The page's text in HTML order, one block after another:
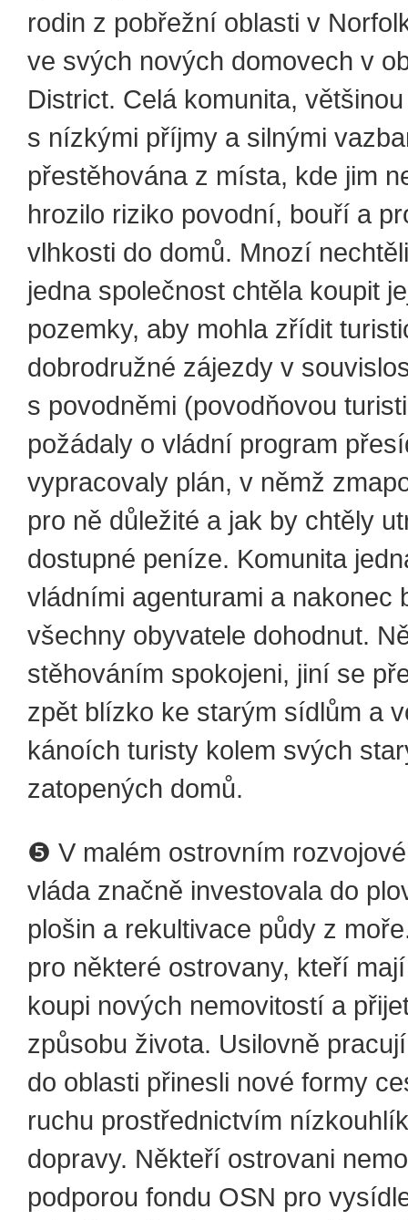
rodin z pobřežní oblasti v
ve svých nových domovech v
District. Celá komunita,
s nízkými příjmy a silnými
přestěhována z místa, kde jim
hrozilo riziko povodní, bouří a
vlhkosti do domů. Mnozí
jedna společnost chtěla koupit
pozemky, aby mohla zřídit
dobrodružné zájezdy v
s povodněmi (povodňovou
požádaly o vládní program
vypracovaly plán, v němž
pro ně důležité a jak by chtěly
dostupné peníze. Komunita
vládními agenturami a nakonec
všechny obyvatele dohodnut.
stěhováním spokojeni, jiní se
zpět blízko ke starým sídlům a
kánoích turisty kolem svých
zatopených domů.
❺ V malém ostrovním
vláda značně investovala do
plošin a rekultivace půdy z
pro některé ostrovany, kteří
koupi nových nemovitostí a
způsobu života. Usilovně
do oblasti přinesli nové formy
ruchu prostřednictvím
dopravy. Někteří ostrovani
podporou fondu OSN pro